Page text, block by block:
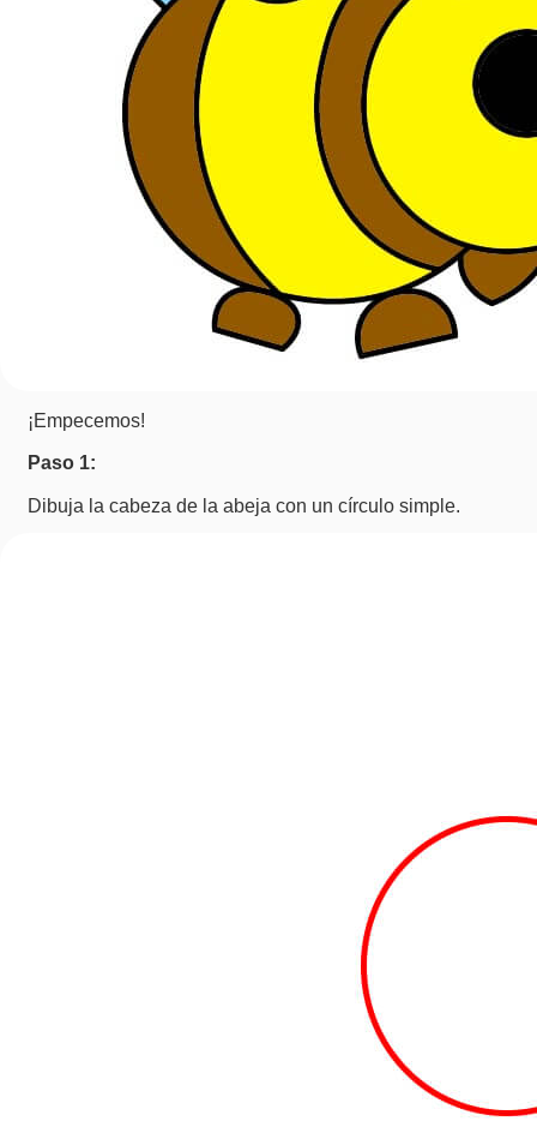
¡Empecemos!
Paso 1:
Dibuja la cabeza de la abeja con un círculo simple.